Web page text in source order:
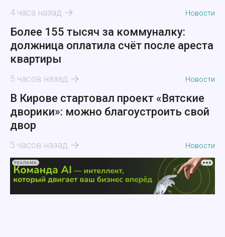
4 часа назад Новости
Более 155 тысяч за коммуналку:
должница оплатила счёт после ареста
квартиры
5 часов назад Новости
В Кирове стартовал проект «Вятские
дворики»: можно благоустроить свой
двор
5 часов назад Новости
РЕКЛАМА